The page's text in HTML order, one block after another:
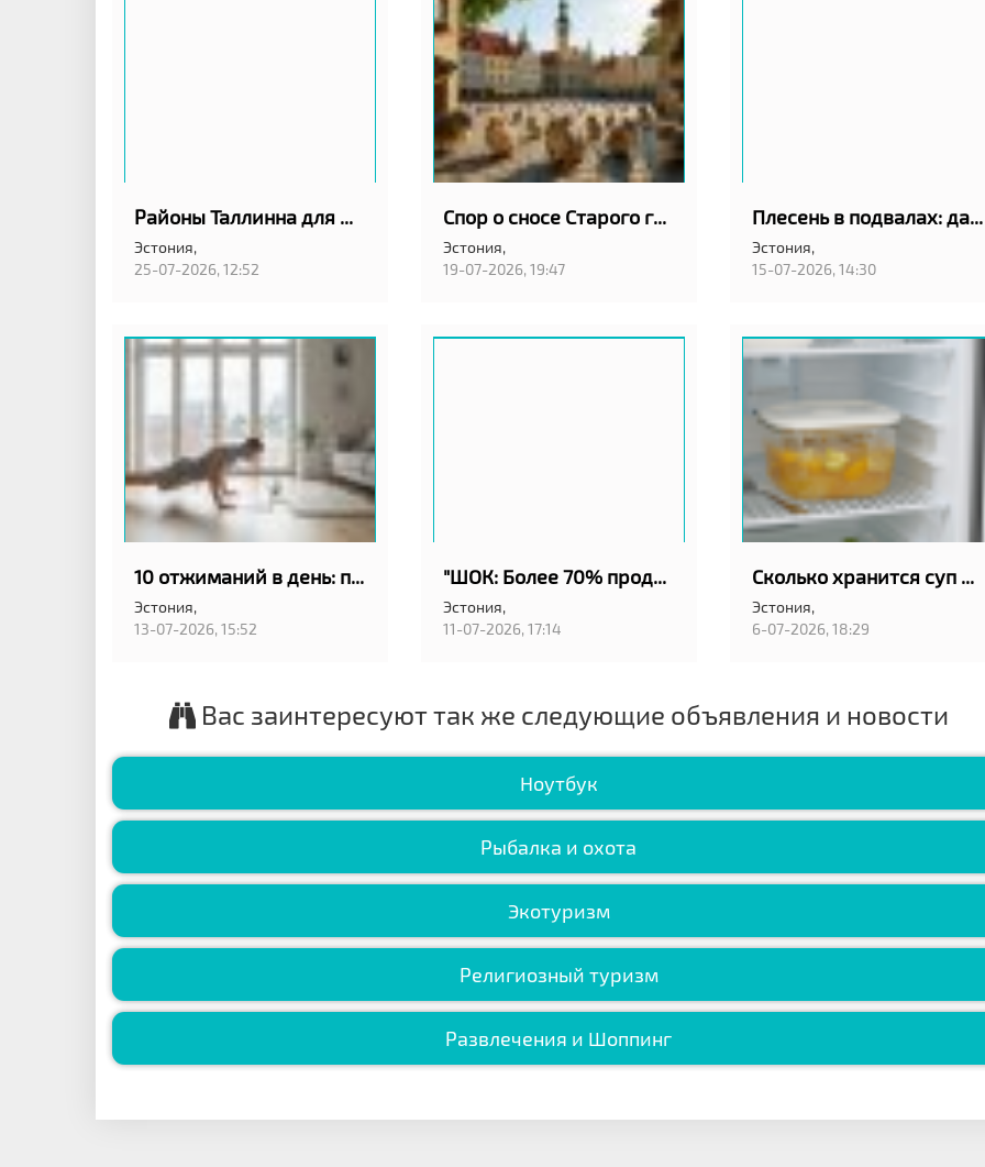
Районы Таллинна для жизни без машины
Эстония,
25-07-2026, 12:52
Спор о сносе Старого города в Таллинне: мнения в СМИ
Эстония,
19-07-2026, 19:47
Плесень в подвалах: датчики влажности или осушитель?
Эстония,
15-07-2026, 14:30
10 отжиманий в день: простая привычка для удалёнщиков в Эстонии
Эстония,
13-07-2026, 15:52
"ШОК: Более 70% продавцов в Эстонии считают объявления на city24.ee и kv.ee — слишком дорогими!"
Эстония,
11-07-2026, 17:14
Сколько хранится суп в холодильнике и когда его уже нельзя есть
Эстония,
6-07-2026, 18:29
Вас заинтересуют так же следующие объявления и новости
Ноутбук
Рыбалка и охота
Экотуризм
Религиозный туризм
Развлечения и Шоппинг